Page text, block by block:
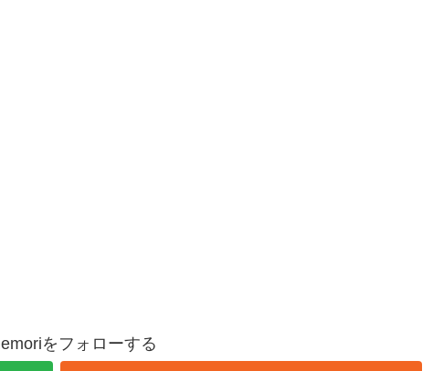
をフォローする